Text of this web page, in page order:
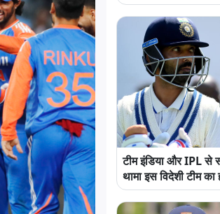
टीम इंडिया और IPL से
थामा इस विदेशी टीम का